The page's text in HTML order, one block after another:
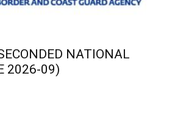
NATIONAL
2026-09)